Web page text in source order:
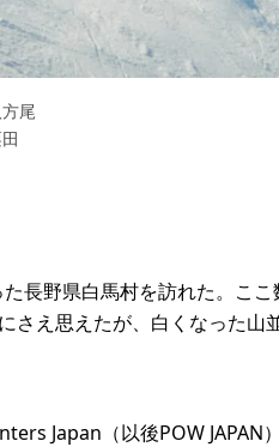
尾
長野県白馬村を訪れた。こ
さえ思えたが、白くなった山
Japan（以後POW JAPAN